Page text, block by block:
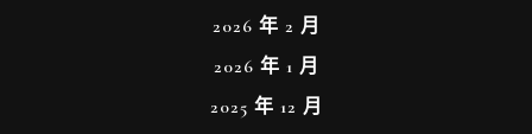
2026 年 2 月
2026 年 1 月
2025 年 12 月